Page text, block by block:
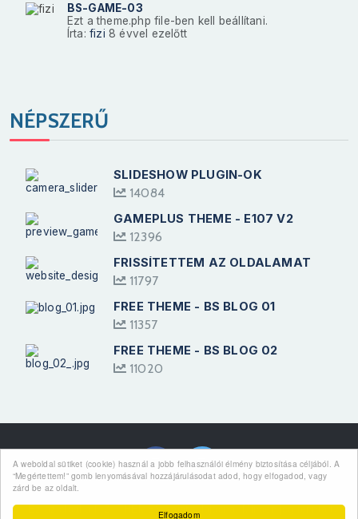
Elfogadom
A weboldal sütiket (cookie) használ a jobb felhasználói élmény biztosítása céljából. A
“Megértettem!” gomb lenyomásával hozzájárulásodat adod, hogy elfogadod, vagy
zárd be az oldalt.
BS-GAME-03
Ezt a theme.php file-ben kell beállítani.
Írta:fizi 8 évvel ezelőtt
NÉPSZERŰ
SLIDESHOW PLUGIN-OK
14084
GAMEPLUS THEME - E107 V2
12396
FRISSÍTETTEM AZ OLDALAMAT
11797
FREE THEME - BS BLOG 01
11357
FREE THEME - BS BLOG 02
11020
Kövess Minket
Ez az oldal a FIZI THEMES saját tulajdona. Minden jog fenntartva.